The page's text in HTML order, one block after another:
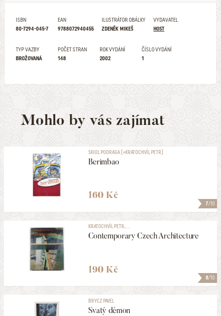
ISBN
80-7294-045-7
EAN
9788072940455
ILUSTRÁTOR OBÁLKY
ZDENĚK MIKEŠ
VYDAVATEL
HOST
TYP VAZBY
BROŽOVANÁ
POČET STRAN
148
ROK VYDÁNÍ
2002
ČÍSLO VYDÁNÍ
1
Mohlo by vás zajímat
7/10
SKIOL PODRAGA [=KRATOCHVÍL PETR]
Berimbao
160 Kč
8/10
KRATOCHVÍL PETR, ...
Contemporary Czech Architecture
190 Kč
BRYCZ PAVEL
Svatý démon